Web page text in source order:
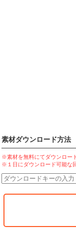
素材ダウンロード方法
※素材を無料にてダウンロー
※１日にダウンロード可能な